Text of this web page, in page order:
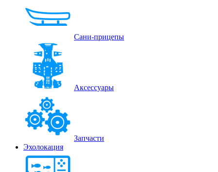
Сани-прицепы
Аксессуары
Запчасти
Эхолокация